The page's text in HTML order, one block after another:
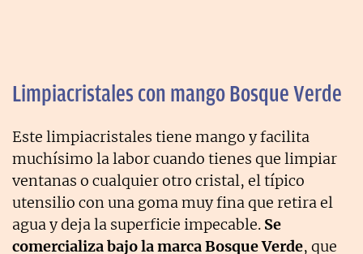
Limpiacristales con mango Bosque Verde
Este limpiacristales tiene mango y facilita
muchísimo la labor cuando tienes que limpiar
ventanas o cualquier otro cristal, el típico
utensilio con una goma muy fina que retira el
agua y deja la superficie impecable. Se
comercializa bajo la marca Bosque Verde, que